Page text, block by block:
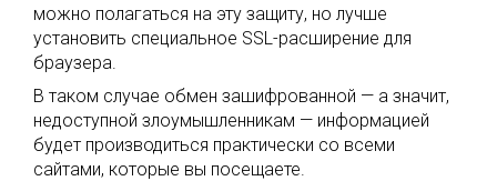
можно полагаться на эту защиту, но лучше
установить специальное SSL-расширение для
браузера.
В таком случае обмен зашифрованной — а значит,
недоступной злоумышленникам — информацией
будет производиться практически со всеми
сайтами, которые вы посещаете.